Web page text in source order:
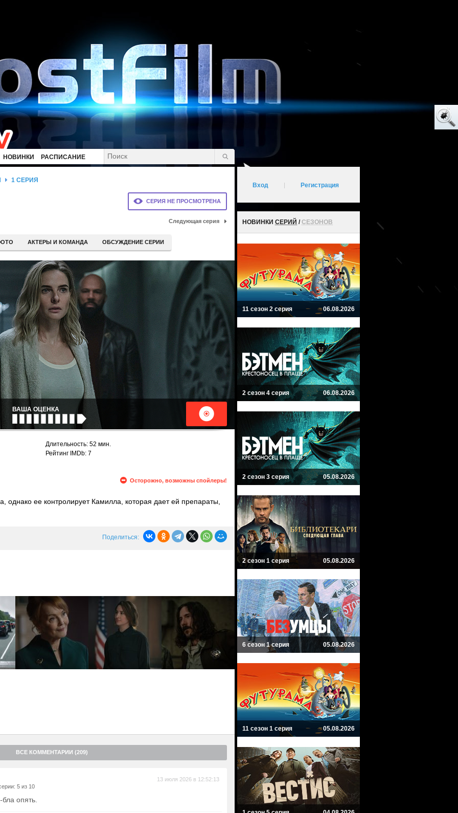
НОВИНКИ РАСПИСАНИЕ
СЕРИЯ НЕ ПРОСМОТРЕНА
1 СЕРИЯ
Следующая серия
АКТЕРЫ И КОМАНДА ОБСУЖДЕНИЕ СЕРИИ
ВАША ОЦЕНКА
Длительность: 52 мин.
Рейтинг IMDb: 7
Осторожно, возможны спойлеры!
однако ее контролирует Камилла, которая дает ей препараты,
разыскивают оставшихся повстанцев, а Джульетта получает
Поделиться:
ВСЕ КОММЕНТАРИИ (209)
5 из 10
13 июля 2026 в 12:52:13
опять.
Вход Регистрация
НОВИНКИ СЕРИЙ /СЕЗОНОВ
11 сезон 2 серия 06.08.2026
2 сезон 4 серия 06.08.2026
2 сезон 3 серия 05.08.2026
2 сезон 1 серия 05.08.2026
6 сезон 1 серия 05.08.2026
11 сезон 1 серия 05.08.2026